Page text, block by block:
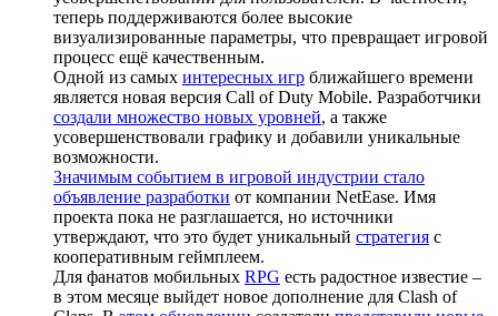
теперь поддерживаются более высокие
визуализированные параметры, что превращает игровой
процесс ещё качественным.
Одной из самых интересных игр ближайшего времени
является новая версия Call of Duty Mobile. Разработчики
создали множество новых уровней, а также
усовершенствовали графику и добавили уникальные
возможности.
Значимым событием в игровой индустрии стало
объявление разработки от компании NetEase. Имя
проекта пока не разглашается, но источники
утверждают, что это будет уникальный стратегия с
кооперативным геймплеем.
Для фанатов мобильных RPG есть радостное известие –
в этом месяце выйдет новое дополнение для Clash of